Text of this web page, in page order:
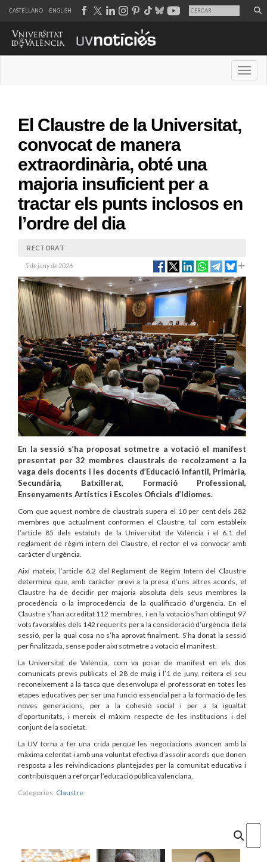
CASTELLANO ENGLISH
El Claustre de la Universitat,
convocat de manera
extraordinària, obté una
majoria insuficient per a
tractar els punts inclosos en
l’ordre del dia
RECTORAT
5 de juny de 2026
En la sessió s’ha proposat sotmetre a votació el manifest
presentat per 32 membres claustrals de recolzament a la
vaga dels docents i les docents d’Educació Infantil, Primària,
Secundària, Batxillerat, Formació Professional,
Ensenyaments Artístics i Escoles Oficials d’Idiomes.
Com que aquest nombre de claustrals supera el 10 per cent dels 282
membres que actualment conformen el Claustre, tal com estableix
l’article 85 dels estatuts de la Universitat de València i el 6.1 del
reglament de règim intern del Claustre, el rector el va convocar amb
caràcter d’urgència.
Així mateix, l’article 6.2 del Reglament de Règim Intern del Claustre
determina que, amb caràcter previ a la presa d’uns altres acords, el
Claustre ha de decidir per majoria absoluta dels seus membres la
procedència o la improcedència de la qualificació d’urgència. En el
Claustre s’han acreditat 112 membres, i en la votació s’han obtingut 97
vots favorables dels 142 requerits per a la consideració d’urgència de la
sessió, per la qual cosa no s’ha aprovat finalment. S’ha donat la sessió
per finalitzada, sense poder així sotmetre a votació el manifest.
La Universitat de València, com va posar de manifest en els dos
comunicats previs publicats el 28 de maig i l’1 de juny, reitera el seu
reconeixement a la tasca que desenvolupa el professorat en totes les
etapes educatives per ser una funció essencial per a la formació de les
noves generacions, per a la cohesió social i per a la igualtat
d’oportunitats, i mereix el màxim respecte de les institucions i del
conjunt de la societat.
La UV torna a fer una crida perquè les negociacions avancen amb la
màxima celeritat i amb una voluntat efectiva d’assolir acords que donen
resposta a les reivindicacions plantejades per la comunitat educativa i
contribuïsquen a reforçar l’educació pública valenciana.
Categories: Claustre